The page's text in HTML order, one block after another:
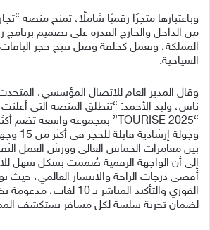
وباعتبارها متجرًا رقميًا شاملًا، تمنح منصة
من الداخل والخارج القدرة على تصميم برنامج
المملكة، وتعمل كحلقة وصل تتيح حجز الباقات
السياحية.
وقال المدير العام للاتصال المؤسسي،
ناس، وليد الأحمد: “تنطلق المنصة التي
وجولة
بين مغامرات الحماس العالي وورش العمل
إلى أن الواجهة الرقمية صُممت بشكل سهل
أقصى درجات الراحة والانتشار العالمي، حيث
الفوري والتأكيد المباشر بـ
لضمان تجربة سلسة لكل مسافر يستكشف